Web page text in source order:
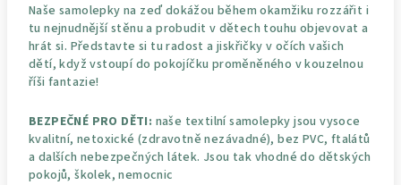
Naše samolepky na zeď dokážou během okamžiku rozzářit i
tu nejnudnější stěnu a probudit v dětech touhu objevovat a
hrát si. Představte si tu radost a jiskřičky v očích vašich
dětí, když vstoupí do pokojíčku proměněného v kouzelnou
říši fantazie!
BEZPEČNÉ PRO DĚTI: naše textilní samolepky jsou vysoce
kvalitní, netoxické (zdravotně nezávadné), bez PVC, ftalátů
a dalších nebezpečných látek. Jsou tak vhodné do dětských
pokojů, školek, nemocnic